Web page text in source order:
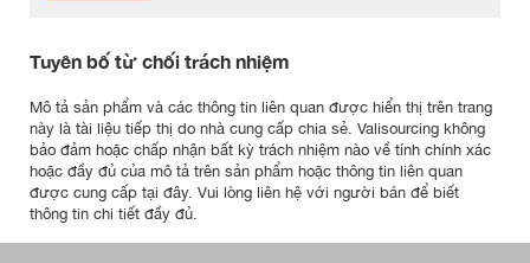
Tuyên bố từ chối trách nhiệm
Mô tả sản phẩm và các thông tin liên quan được hiển thị trên trang
này là tài liệu tiếp thị do nhà cung cấp chia sẻ. Valisourcing không
bảo đảm hoặc chấp nhận bất kỳ trách nhiệm nào về tính chính xác
hoặc đầy đủ của mô tả trên sản phẩm hoặc thông tin liên quan
được cung cấp tại đây. Vui lòng liên hệ với người bán để biết
thông tin chi tiết đầy đủ.